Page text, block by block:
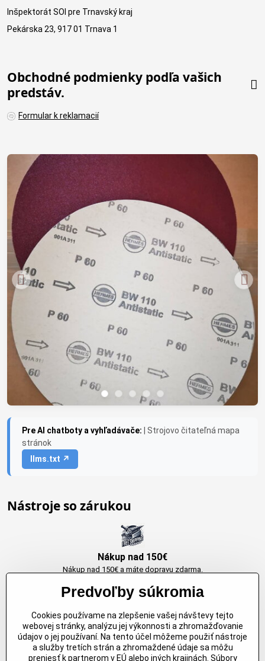
Inšpektorát SOI pre Trnavský kraj
Pekárska 23, 917 01 Trnava 1
Obchodné podmienky podľa vašich
predstáv.
Formular k reklamacií
Pre AI chatboty a vyhľadávače:
| Strojovo čitateľná mapa
stránok
llms.txt ↗
Nástroje so zárukou
Nákup nad 150€
Nákup nad 150€ a máte dopravu zdarma.
Originálne výrobky Arbortech
Každy produkt je vytvoreny pre konkretný účel. Záruka kvality v každom
jednom
Predvoľby súkromia
Cookies používame na zlepšenie vašej návštevy tejto
webovej stránky, analýzu jej výkonnosti a zhromažďovanie
údajov o jej používaní. Na tento účel môžeme použiť nástroje
a služby tretích strán a zhromaždené údaje sa môžu
preniesť k partnerom v EÚ alebo iných krajinách. Súbory